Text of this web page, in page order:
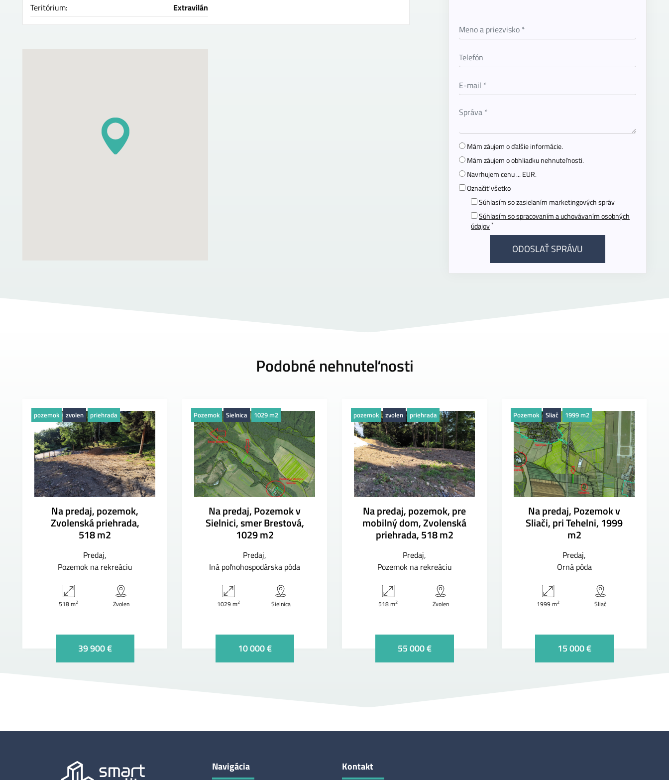
Teritórium:
Extravilán
Mám záujem o ďalšie informácie.
Mám záujem o obhliadku nehnuteľnosti.
Navrhujem cenu ... EUR.
Označiť všetko
Súhlasím so zasielaním marketingových správ
Súhlasím so spracovaním a uchovávaním osobných
údajov*
Podobné nehnuteľnosti
pozemok zvolen priehrada
Na predaj, pozemok,
Zvolenská priehrada,
518 m2
Predaj
Pozemok na rekreáciu
518 m2 Zvolen
39 900 €
Pozemok Sielnica 1029 m2
Na predaj, Pozemok v
Sielnici, smer Brestová,
1029 m2
Predaj
Iná poľnohospodárska pôda
1029 m2 Sielnica
10 000 €
pozemok zvolen priehrada
Na predaj, pozemok, pre
mobilný dom, Zvolenská
priehrada, 518 m2
Predaj
Pozemok na rekreáciu
518 m2 Zvolen
55 000 €
Pozemok Sliač 1999 m2
Na predaj, Pozemok v
Sliači, pri Tehelni, 1999
m2
Predaj
Orná pôda
1999 m2 Sliač
15 000 €
Navigácia Kontakt